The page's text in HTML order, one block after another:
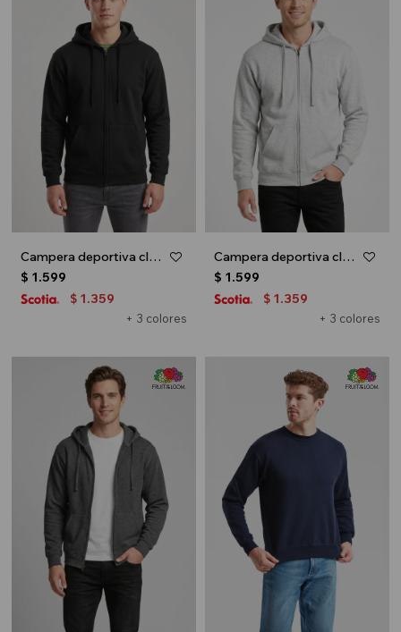
Campera deportiva clásica con capucha - UNISEX - Negro
+ 3 colores
$ 1.599
$ 1.359
Campera deportiva clásica con capucha - UNISEX - Gris melange claro
+ 3 colores
$ 1.599
$ 1.359